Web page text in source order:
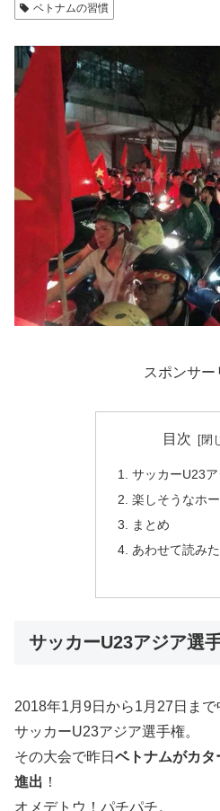
ベトナムの習慣
スポンサー
目次
サッカーU23
楽しそうなホ
まとめ
あわせて読みた
サッカーU23アジア選
2018年1月9日から1月27日ま
サッカーU23アジア選手権。
その大会で昨日 ベトナムがカタ
進出 ！
オメデトウ！パチパチ。